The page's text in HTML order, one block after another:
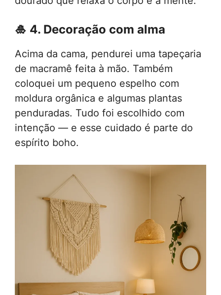
🎍 4. Decoração com alma
Acima da cama, pendurei uma tapeçaria
de macramê feita à mão. Também
coloquei um pequeno espelho com
moldura orgânica e algumas plantas
penduradas. Tudo foi escolhido com
intenção — e esse cuidado é parte do
espírito boho.